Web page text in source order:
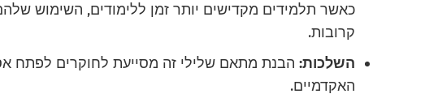
כאשר תלמידים מקדישים יותר זמן ללימודים, השימוש
קרובות.
השלכות: הבנת מתאם שלילי זה מסייעת לחוקרים לפתח
האקדמיים.